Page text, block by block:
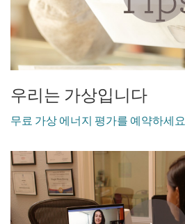
우리는 가상입니다
무료 가상 에너지 평가를 예약하세요